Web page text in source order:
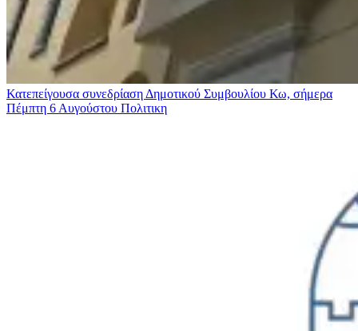
Κατεπείγουσα συνεδρίαση Δημοτικού Συμβουλίου Κω, σήμερα
Πέμπτη 6 Αυγούστου Πολιτικη